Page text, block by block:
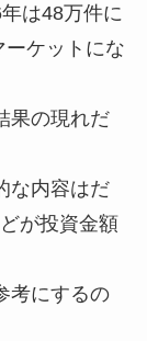
は48万件に
ケットにな
果の現れだ
な内容はだ
が投資金額
考にするの